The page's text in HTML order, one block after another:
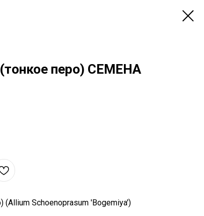
перо) СЕМЕНА
Schoenoprasum 'Bogemiya')